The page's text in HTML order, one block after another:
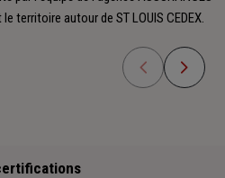
territoire autour de ST LOUIS CEDEX.